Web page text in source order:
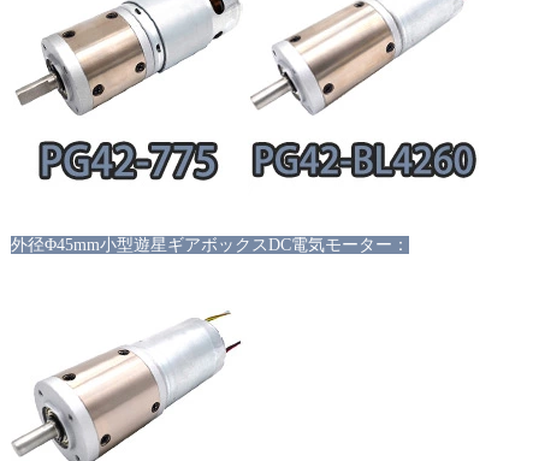
外径Φ45mm小型遊星ギアボックスDC電気モーター：